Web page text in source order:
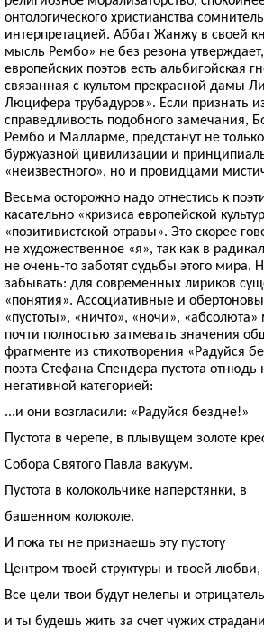
онтологического христианства
интерпретацией. Аббат Жанжу в своей
мысль Рембо» не без резона
европейских поэтов есть альбигойская
связанная с культом прекрасной дамы
Люцифера трубадуров». Если признать
справедливость подобного замечания,
Рембо и Малларме, предстанут не
буржуазной цивилизации и
«неизвестного», но и провидцами
Весьма осторожно надо отнестись к
касательно «кризиса европейской
«позитивистской отравы». Это скорее
не художественное «я», так как в
не очень-то заботят судьбы этого мира.
забывать: для современных лириков
«понятия». Ассоциативные и
«пустоты», «ничто», «ночи»,
почти полностью затмевать значения
фрагменте из стихотворения «Радуйся
поэта Стефана Спендера пустота отнюдь
негативной категорией:
...и они возгласили: «Радуйся бездне!»
Пустота в черепе, в плывущем золоте
Собора Святого Павла вакуум.
Пустота в колокольчике наперстянки, в
башенном колоколе.
И пока ты не признаешь эту пустоту
Центром твоей структуры и твоей любви,
Все цели твои будут нелепы и
и ты будешь жить за счет чужих